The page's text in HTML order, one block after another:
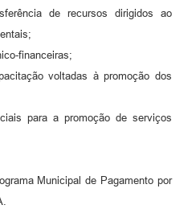
de recursos dirigidos ao
financeiras;
voltadas à promoção dos
para a promoção de serviços
Municipal de Pagamento por